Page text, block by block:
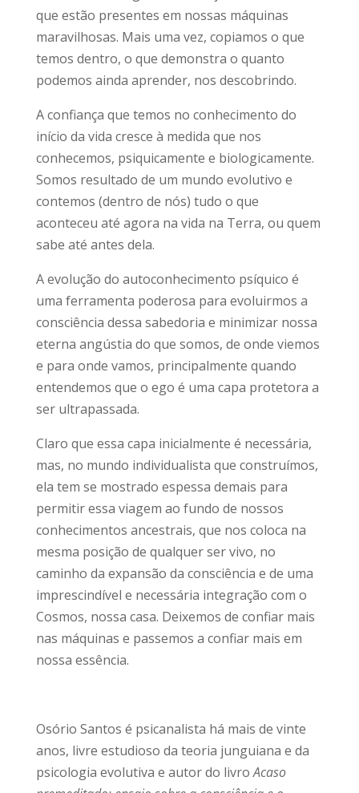
que estão presentes em nossas máquinas
maravilhosas. Mais uma vez, copiamos o que
temos dentro, o que demonstra o quanto
podemos ainda aprender, nos descobrindo.
A confiança que temos no conhecimento do
início da vida cresce à medida que nos
conhecemos, psiquicamente e biologicamente.
Somos resultado de um mundo evolutivo e
contemos (dentro de nós) tudo o que
aconteceu até agora na vida na Terra, ou quem
sabe até antes dela.
A evolução do autoconhecimento psíquico é
uma ferramenta poderosa para evoluirmos a
consciência dessa sabedoria e minimizar nossa
eterna angústia do que somos, de onde viemos
e para onde vamos, principalmente quando
entendemos que o ego é uma capa protetora a
ser ultrapassada.
Claro que essa capa inicialmente é necessária,
mas, no mundo individualista que construímos,
ela tem se mostrado espessa demais para
permitir essa viagem ao fundo de nossos
conhecimentos ancestrais, que nos coloca na
mesma posição de qualquer ser vivo, no
caminho da expansão da consciência e de uma
imprescindível e necessária integração com o
Cosmos, nossa casa. Deixemos de confiar mais
nas máquinas e passemos a confiar mais em
nossa essência.
Osório Santos é psicanalista há mais de vinte
anos, livre estudioso da teoria junguiana e da
psicologia evolutiva e autor do livroAcaso